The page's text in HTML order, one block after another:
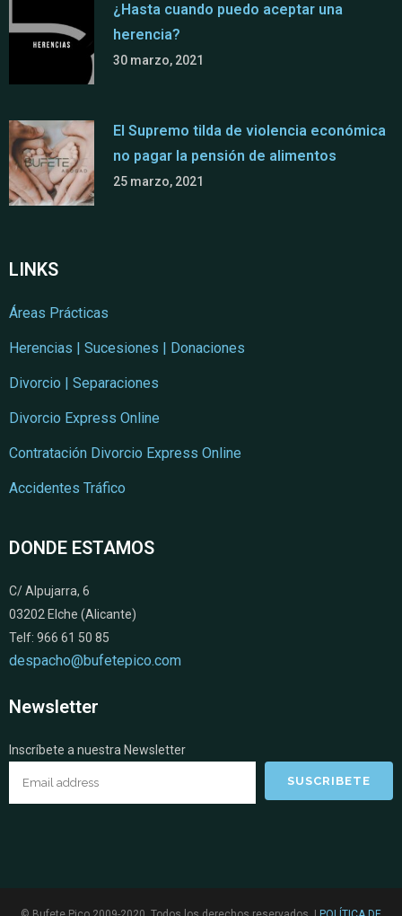
¿Hasta cuando puedo aceptar una
herencia?
30 marzo, 2021
El Supremo tilda de violencia económica
no pagar la pensión de alimentos
25 marzo, 2021
LINKS
Áreas Prácticas
Herencias | Sucesiones | Donaciones
Divorcio | Separaciones
Divorcio Express Online
Contratación Divorcio Express Online
Accidentes Tráfico
DONDE ESTAMOS
C/ Alpujarra, 6
03202 Elche (Alicante)
Telf: 966 61 50 85
despacho@bufetepico.com
Newsletter
Inscríbete a nuestra Newsletter